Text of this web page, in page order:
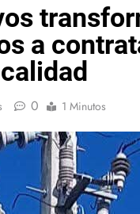
a
0 1 Minutos